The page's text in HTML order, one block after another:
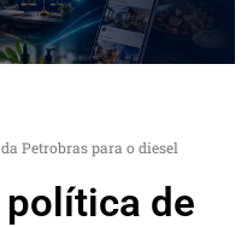
Petrobras para o diesel
de